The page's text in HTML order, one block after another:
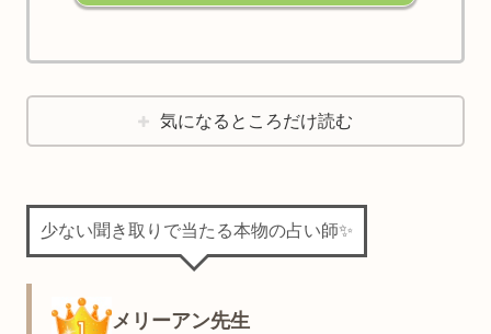
気になるところだけ読む
少ない聞き取りで当たる本物の占い師✨
メリーアン先生